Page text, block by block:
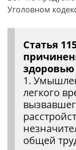
Уголовном
Статья
здоровью
1.
легкого
общей